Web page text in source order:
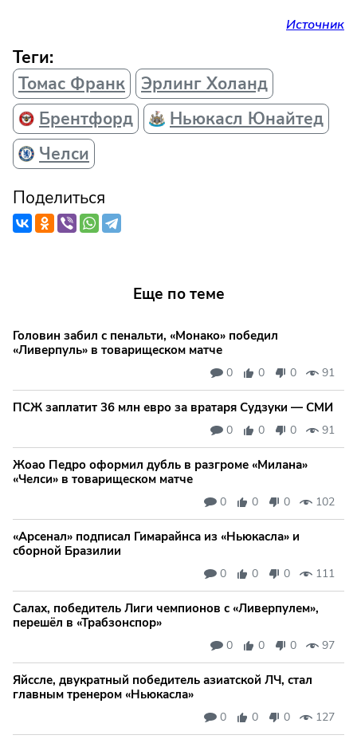
Источник
Теги:
Томас Франк
Эрлинг Холанд
Брентфорд
Ньюкасл Юнайтед
Челси
Поделиться
Еще по теме
Головин забил с пенальти, «Монако» победил
«Ливерпуль» в товарищеском матче
0 0 0 91
ПСЖ заплатит 36 млн евро за вратаря Судзуки — СМИ
0 0 0 91
Жоао Педро оформил дубль в разгроме «Милана»
«Челси» в товарищеском матче
0 0 0 102
«Арсенал» подписал Гимарайнса из «Ньюкасла» и
сборной Бразилии
0 0 0 111
Салах, победитель Лиги чемпионов с «Ливерпулем»,
перешёл в «Трабзонспор»
0 0 0 97
Яйссле, двукратный победитель азиатской ЛЧ, стал
главным тренером «Ньюкасла»
0 0 0 127